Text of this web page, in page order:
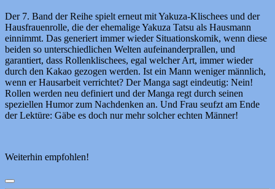
Der 7. Band der Reihe spielt erneut mit Yakuza-Klischees und der
Hausfrauenrolle, die der ehemalige Yakuza Tatsu als Hausmann
einnimmt. Das generiert immer wieder Situationskomik, wenn diese
beiden so unterschiedlichen Welten aufeinanderprallen, und
garantiert, dass Rollenklischees, egal welcher Art, immer wieder
durch den Kakao gezogen werden. Ist ein Mann weniger männlich,
wenn er Hausarbeit verrichtet? Der Manga sagt eindeutig: Nein!
Rollen werden neu definiert und der Manga regt durch seinen
speziellen Humor zum Nachdenken an. Und Frau seufzt am Ende
der Lektüre: Gäbe es doch nur mehr solcher echten Männer!
Weiterhin empfohlen!